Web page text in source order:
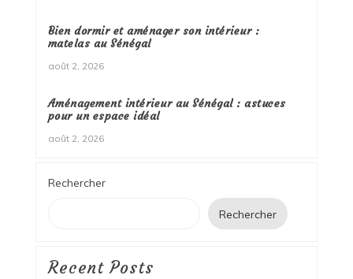
Bien dormir et aménager son intérieur :
matelas au Sénégal
août 2, 2026
Aménagement intérieur au Sénégal : astuces
pour un espace idéal
août 2, 2026
Rechercher
Rechercher
Recent Posts